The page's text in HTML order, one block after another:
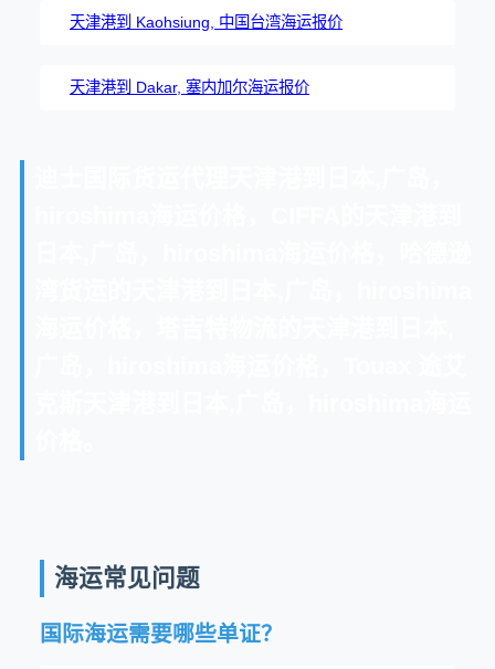
天津港到 Kaohsiung, 中国台湾海运报价
天津港到 Dakar, 塞内加尔海运报价
海运常见问题
国际海运需要哪些单证？